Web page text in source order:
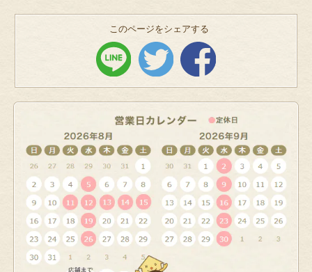
このページをシェアする